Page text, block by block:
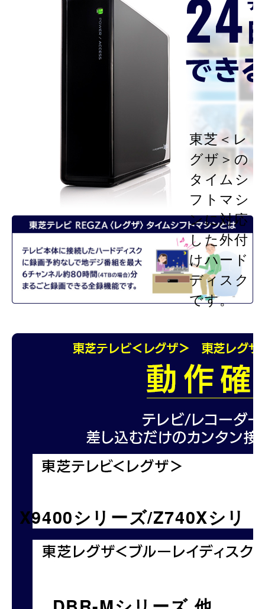
東芝＜レ
グザ＞の
タイムシ
フトマシ
ンに対応
した外付
けハード
ディスク
です。
X9400シリーズ/Z740Xシリ
ーズ 他